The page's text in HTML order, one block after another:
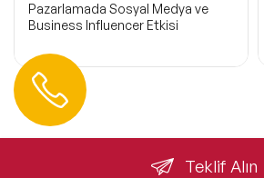
Pazarlamada Sosyal Medya ve
Business Influencer Etkisi
Teklif Alın
Hemen Ulaşın